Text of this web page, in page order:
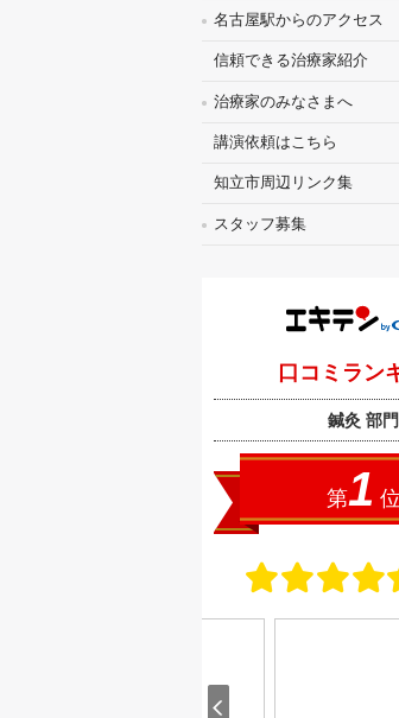
名古屋駅からのアクセス
信頼できる治療家紹介
治療家のみなさまへ
講演依頼はこちら
知立市周辺リンク集
スタッフ募集